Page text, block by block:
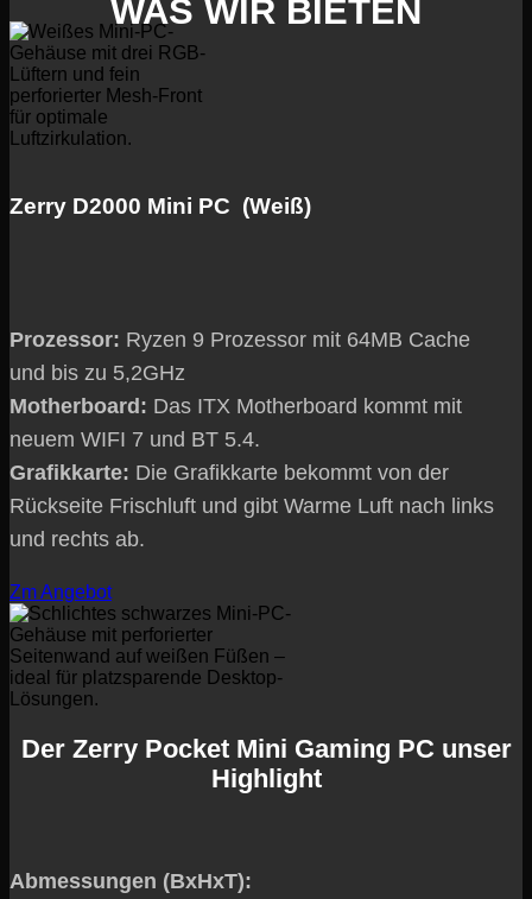
WAS WIR BIETEN
Zerry D2000 Mini PC (Weiß)
Prozessor: Ryzen 9 Prozessor mit 64MB Cache
und bis zu 5,2GHz
Motherboard: Das ITX Motherboard kommt mit
neuem WIFI 7 und BT 5.4.
Grafikkarte: Die Grafikkarte bekommt von der
Rückseite Frischluft und gibt Warme Luft nach links
und rechts ab.
Zm Angebot
Der Zerry Pocket Mini Gaming PC unser
Highlight
Abmessungen (BxHxT):